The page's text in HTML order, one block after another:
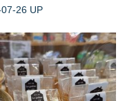
26 UP